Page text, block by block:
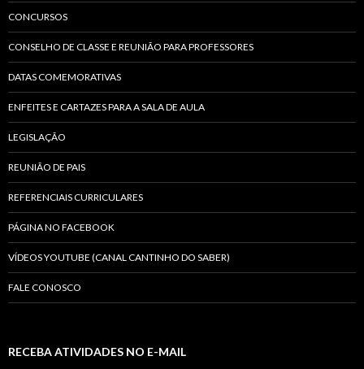
CONCURSOS
CONSELHO DE CLASSE E REUNIÃO PARA PROFESSORES
DATAS COMEMORATIVAS
ENFEITES E CARTAZES PARA A SALA DE AULA
LEGISLAÇÃO
REUNIÃO DE PAIS
REFERENCIAIS CURRICULARES
PÁGINA NO FACEBOOK
VÍDEOS YOUTUBE (CANAL CANTINHO DO SABER)
FALE CONOSCO
RECEBA ATIVIDADES NO E-MAIL